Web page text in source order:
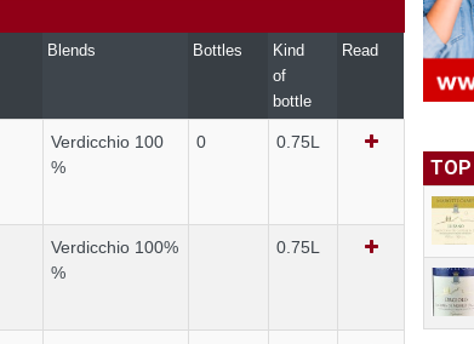
Blends Bottles
Kind
of
bottle
Read
Verdicchio 100
%
0 0.75L
Verdicchio 100%
%
0.75L
TOP